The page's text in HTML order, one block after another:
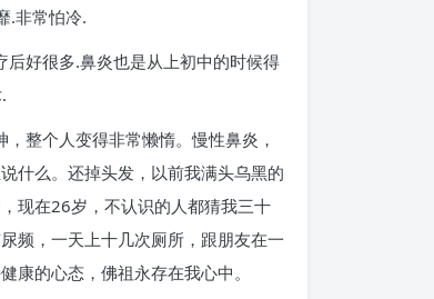
.非常怕冷.
好很多.鼻炎也是从上初中的时候得
整个人变得非常懒惰。慢性鼻炎，
什么。还掉头发，以前我满头乌黑的
现在26岁，不认识的人都猜我三十
频，一天上十几次厕所，跟朋友在一
康的心态，佛祖永存在我心中。